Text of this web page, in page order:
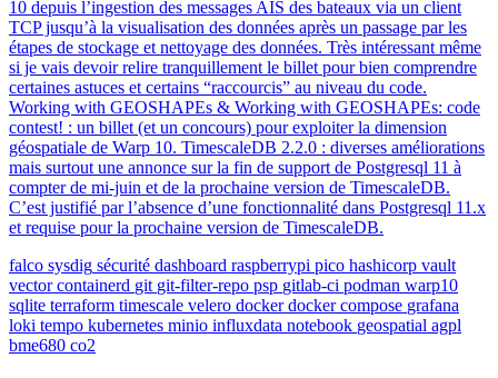
10 depuis l’ingestion des messages AIS des bateaux via un client
TCP jusqu’à la visualisation des données après un passage par les
étapes de stockage et nettoyage des données. Très intéressant même
si je vais devoir relire tranquillement le billet pour bien comprendre
certaines astuces et certains “raccourcis” au niveau du code.
Working with GEOSHAPEs & Working with GEOSHAPEs: code
contest! : un billet (et un concours) pour exploiter la dimension
géospatiale de Warp 10. TimescaleDB 2.2.0 : diverses améliorations
mais surtout une annonce sur la fin de support de Postgresql 11 à
compter de mi-juin et de la prochaine version de TimescaleDB.
C’est justifié par l’absence d’une fonctionnalité dans Postgresql 11.x
et requise pour la prochaine version de TimescaleDB.
falco sysdig sécurité dashboard raspberrypi pico hashicorp vault
vector containerd git git-filter-repo psp gitlab-ci podman warp10
sqlite terraform timescale velero docker docker compose grafana
loki tempo kubernetes minio influxdata notebook geospatial agpl
bme680 co2